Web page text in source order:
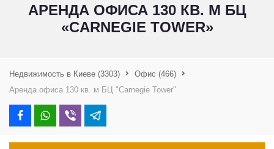
АРЕНДА ОФИСА 130 КВ. М БЦ
«CARNEGIE TOWER»
Недвижимость в Киеве (3303) Офис (466)
Аренда офиса 130 кв. м БЦ "Carnegie Tower"